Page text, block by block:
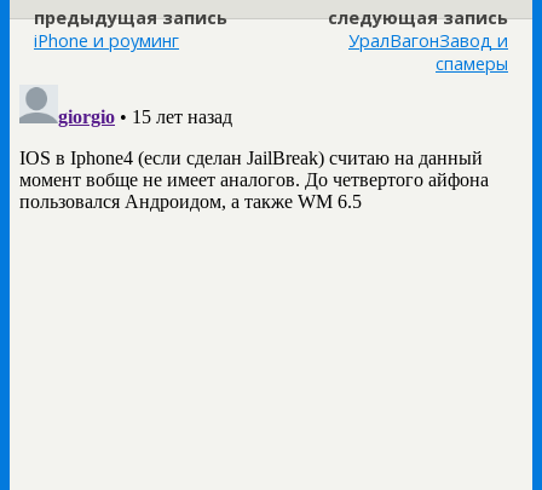
предыдущая запись
iPhone и роуминг
следующая запись
УралВагонЗавод и
спамеры